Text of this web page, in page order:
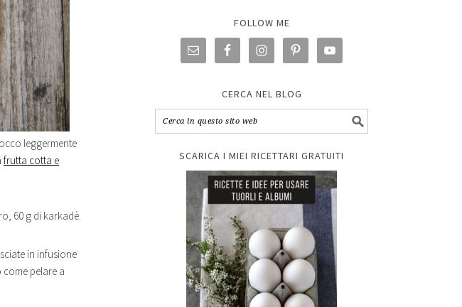
leggermente
frutta cotta e
60 g di karkadè.
in infusione
pelare a
FOLLOW ME
CERCA NEL BLOG
SCARICA I MIEI RICETTARI GRATUITI